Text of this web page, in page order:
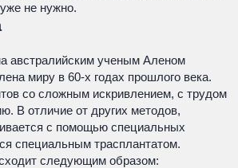
не нужно.
австралийским ученым Аленом
миру в 60-х годах прошлого века.
со сложным искривлением, с трудом
В отличие от других методов,
с помощью специальных
специальным трасплантатом.
следующим образом: